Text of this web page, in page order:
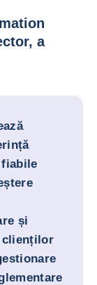
a
și
clienților